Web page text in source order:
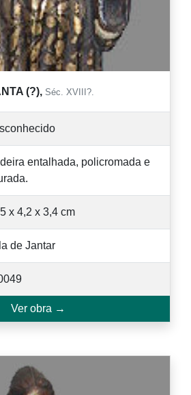
(?), Séc. XVIII?.
entalhada, policromada e
x 4,2 x 3,4 cm
de Jantar
Ver obra →